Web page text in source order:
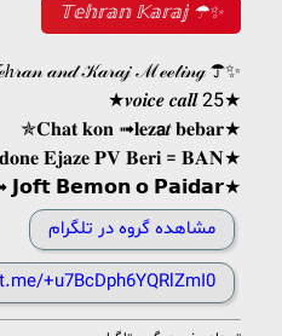
𝕋𝕖𝕙𝕣𝕒𝕟 𝕂𝕒𝕣𝕒𝕛 ☂✨
𝒶𝓃𝒹 𝒦𝒶𝓇𝒶𝒿 ℳℯℯ𝓉𝒾𝓃ℊ ☂✨
★𝒗𝒐𝒊𝒄𝒆 𝒄𝒂𝒍𝒍 25★
✯𝐂𝐡𝐚𝐭 𝐤𝐨𝐧 ➟𝐥𝐞𝐳𝗮𝒕 𝐛𝐞𝐛𝐚𝐫★
𝐄𝐣𝐚𝐳𝐞 𝐏𝐕 𝐁𝐞𝐫𝐢 = 𝐁𝐀𝐍★
𝗝𝗼𝗳𝘁 𝗕𝗲𝗺𝗼𝗻 𝗼 𝗣𝗮𝗶𝗱𝗮𝗿★
مشاهده گروه در تلگرام
+u7BcDph6YQRlZmI0